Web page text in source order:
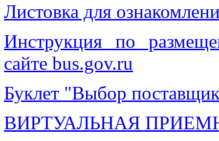
Листовка для
Инструкция по
сайте bus.gov.ru
Буклет "Выбор
ВИРТУАЛЬНАЯ